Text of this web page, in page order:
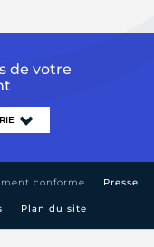
de votre
conforme Presse
Plan du site